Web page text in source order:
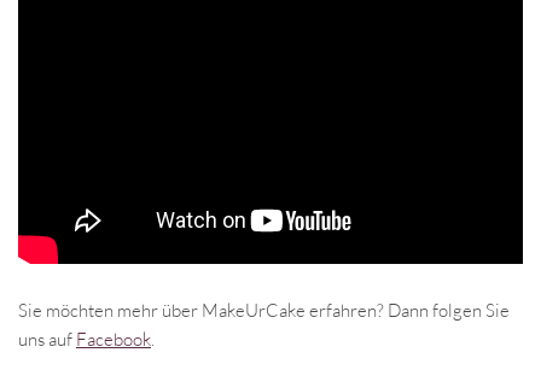
Sie möchten mehr über MakeUrCake erfahren? Dann folgen Sie
uns auf Facebook.